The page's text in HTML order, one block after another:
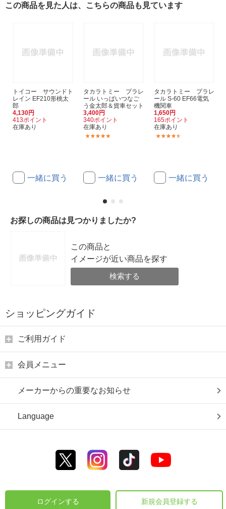
この商品を見た人は、こちらの商品も見ています
トイコー サウンドト
レイン EF210形桃太
郎
4,130円
413ポイント
在庫あり
一緒に買う
タカラトミー プラレ
ール いっぱいつなご
う金太郎＆貨車セット
3,400円
340ポイント
在庫あり
一緒に買う
タカラトミー プラレ
ール S-60 EF66電気
機関車
1,650円
165ポイント
在庫あり
一緒に買う
お探しの商品は見つかりましたか?
この商品と
イメージが近い商品を探す
検索する
ショッピングガイド
ご利用ガイド
会員メニュー
メーカーからの重要なお知らせ
Language
ログインする 新規会員登録する